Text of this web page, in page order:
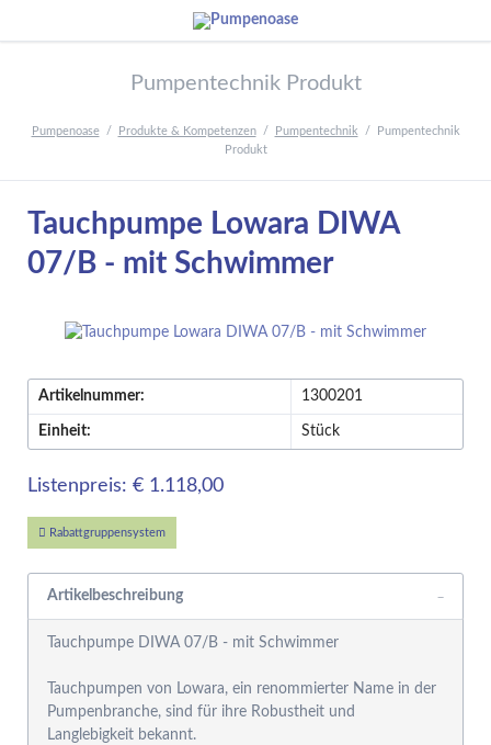
Pumpentechnik Produkt
Pumpenoase Produkte & Kompetenzen Pumpentechnik
Pumpentechnik
Produkt
Tauchpumpe Lowara DIWA
07/B - mit Schwimmer
Artikelnummer: 1300201
Einheit: Stück
Listenpreis: € 1.118,00
Rabattgruppensystem
Artikelbeschreibung
Tauchpumpe DIWA 07/B - mit Schwimmer
Tauchpumpen von Lowara, ein renommierter Name in der
Pumpenbranche, sind für ihre Robustheit und
Langlebigkeit bekannt.